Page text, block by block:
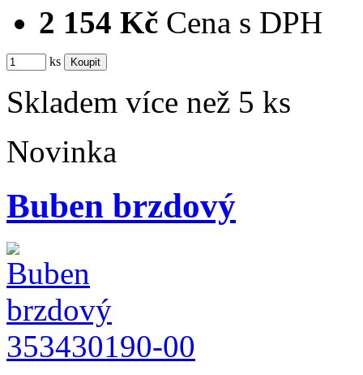
2 154 Kč Cena s DPH
ks
Skladem více než 5 ks
Novinka
Buben brzdový
353430190-00